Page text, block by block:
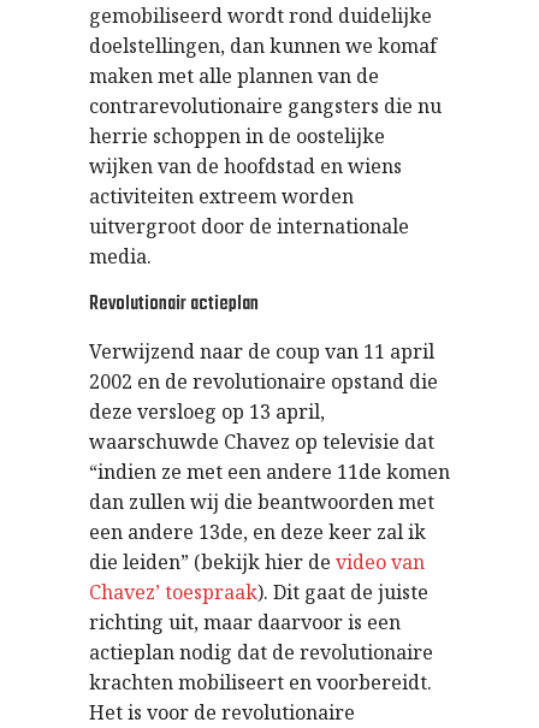
gemobiliseerd wordt rond duidelijke
doelstellingen, dan kunnen we komaf
maken met alle plannen van de
contrarevolutionaire gangsters die nu
herrie schoppen in de oostelijke
wijken van de hoofdstad en wiens
activiteiten extreem worden
uitvergroot door de internationale
media.
Revolutionair actieplan
Verwijzend naar de coup van 11 april
2002 en de revolutionaire opstand die
deze versloeg op 13 april,
waarschuwde Chavez op televisie dat
“indien ze met een andere 11de komen
dan zullen wij die beantwoorden met
een andere 13de, en deze keer zal ik
die leiden” (bekijk hier de video van
Chavez’ toespraak). Dit gaat de juiste
richting uit, maar daarvoor is een
actieplan nodig dat de revolutionaire
krachten mobiliseert en voorbereidt.
Het is voor de revolutionaire